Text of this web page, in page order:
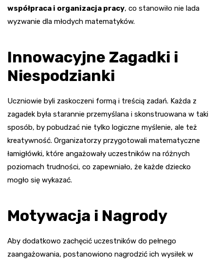
współpraca i organizacja pracy, co stanowiło nie lada
wyzwanie dla młodych matematyków.
Innowacyjne Zagadki i
Niespodzianki
Uczniowie byli zaskoczeni formą i treścią zadań. Każda z
zagadek była starannie przemyślana i skonstruowana w taki
sposób, by pobudzać nie tylko logiczne myślenie, ale też
kreatywność. Organizatorzy przygotowali matematyczne
łamigłówki, które angażowały uczestników na różnych
poziomach trudności, co zapewniało, że każde dziecko
mogło się wykazać.
Motywacja i Nagrody
Aby dodatkowo zachęcić uczestników do pełnego
zaangażowania, postanowiono nagrodzić ich wysiłek w